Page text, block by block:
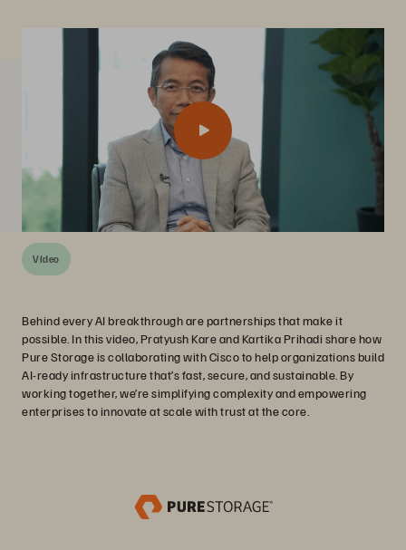
Vídeo
Behind every AI breakthrough are partnerships that make it
possible. In this video, Pratyush Kare and Kartika Prihadi share how
Pure Storage is collaborating with Cisco to help organizations build
AI-ready infrastructure that’s fast, secure, and sustainable. By
working together, we’re simplifying complexity and empowering
enterprises to innovate at scale with trust at the core.